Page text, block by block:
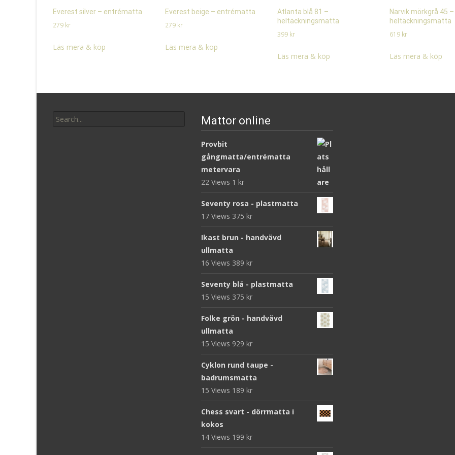
Everest silver – entrématta
279 kr
Läs mera & köp
Everest beige – entrématta
279 kr
Läs mera & köp
Atlanta blå 81 –
heltäckningsmatta
399 kr
Läs mera & köp
Narvik mörkgrå 45 –
heltäckningsmatta
619 kr
Läs mera & köp
for:
Mattor online
Provbit
gångmatta/entrématta
metervara
22 Views 1 kr
Seventy rosa - plastmatta
17 Views 375 kr
Ikast brun - handvävd
ullmatta
16 Views 389 kr
Seventy blå - plastmatta
15 Views 375 kr
Folke grön - handvävd
ullmatta
15 Views 929 kr
Cyklon rund taupe -
badrumsmatta
15 Views 189 kr
Chess svart - dörrmatta i
kokos
14 Views 199 kr